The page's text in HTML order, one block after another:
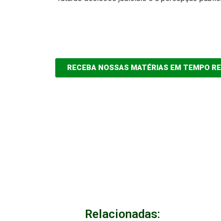
RECEBA NOSSAS MATÉRIAS EM TEMPO
Relacionadas: